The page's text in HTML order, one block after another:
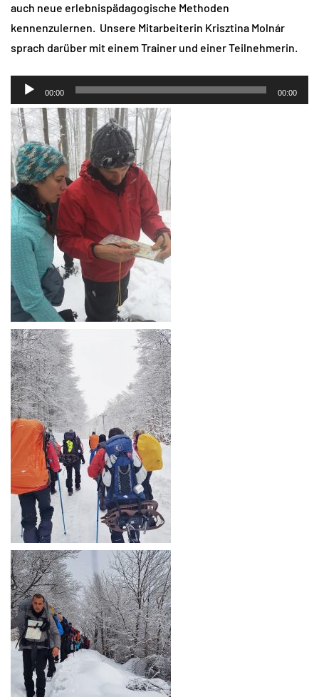
auch neue erlebnispädagogische Methoden
kennenzulernen. Unsere Mitarbeiterin Krisztina Molnár
sprach darüber mit einem Trainer und einer Teilnehmerin.
Audio-
Player
00:00 00:00